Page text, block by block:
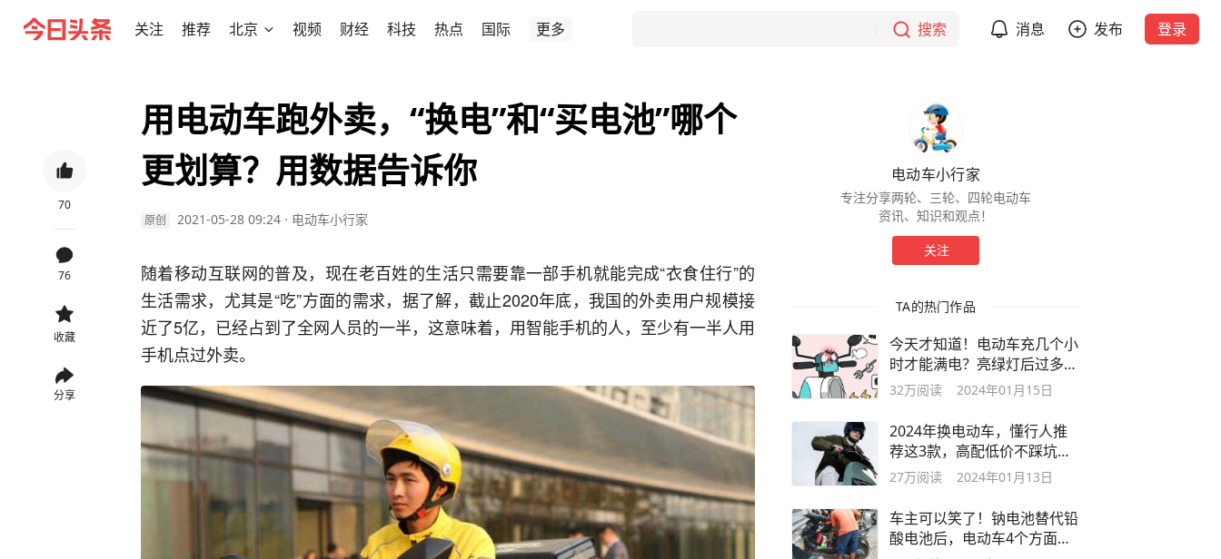
关注 推荐 北京 视频 财经 科技 热点 国际 更多 搜索 消息 发布 登录
70
76
收藏
分享
用电动车跑外卖，“换电”和“买电池”哪个
更划算？用数据告诉你
原创 2021-05-28 09:24 · 电动车小行家
随着移动互联网的普及，现在老百姓的生活只需要靠一部手机就能完成“衣食住行”的
生活需求，尤其是“吃”方面的需求，据了解，截止2020年底，我国的外卖用户规模接
近了5亿，已经占到了全网人员的一半，这意味着，用智能手机的人，至少有一半人用
手机点过外卖。
电动车小行家
专注分享两轮、三轮、四轮电动车
资讯、知识和观点！
关注
TA的热门作品
今天才知道！电动车充几个小
时才能满电？亮绿灯后过多久
才能拔电
32万阅读 2024年01月15日
2024年换电动车，懂行人推
荐这3款，高配低价不踩坑，
续航也不错
27万阅读 2024年01月13日
车主可以笑了！钠电池替代铅
酸电池后，电动车4个方面能